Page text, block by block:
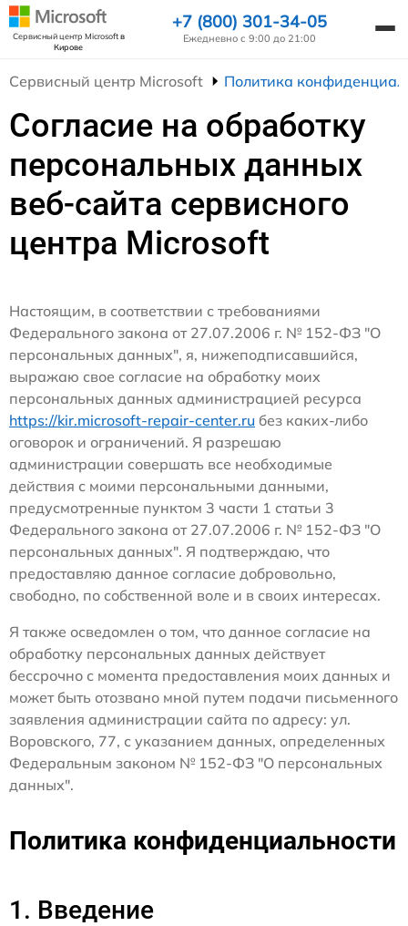
Сервисный центр Microsoftв
Кирове
+7 (800) 301-34-05
Ежедневно с 9:00 до 21:00
Сервисный центр Microsoft Политика
Согласие на обработку
персональных данных
веб-сайта сервисного
центра Microsoft
Настоящим, в соответствии с требованиями
Федерального закона от 27.07.2006 г. № 152-ФЗ "О
персональных данных", я, нижеподписавшийся,
выражаю свое согласие на обработку моих
персональных данных администрацией ресурса
https://kir.microsoft-repair-center.ru без каких-либо
оговорок и ограничений. Я разрешаю
администрации совершать все необходимые
действия с моими персональными данными,
предусмотренные пунктом 3 части 1 статьи 3
Федерального закона от 27.07.2006 г. № 152-ФЗ "О
персональных данных". Я подтверждаю, что
предоставляю данное согласие добровольно,
свободно, по собственной воле и в своих интересах.
Я также осведомлен о том, что данное согласие на
обработку персональных данных действует
бессрочно с момента предоставления моих данных и
может быть отозвано мной путем подачи письменного
заявления администрации сайта по адресу: ул.
Воровского, 77, с указанием данных, определенных
Федеральным законом № 152-ФЗ "О персональных
данных".
Политика конфиденциальности
1. Введение